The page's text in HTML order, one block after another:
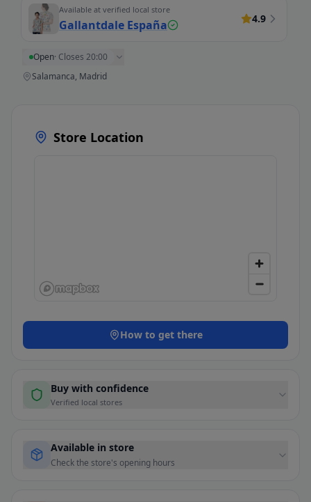
Available at verified local store
Gallantdale España 4.9
Open· Closes 20:00
Salamanca, Madrid
Store Location
How to get there
Buy with confidence
Verified local stores
Available in store
Check the store's opening hours